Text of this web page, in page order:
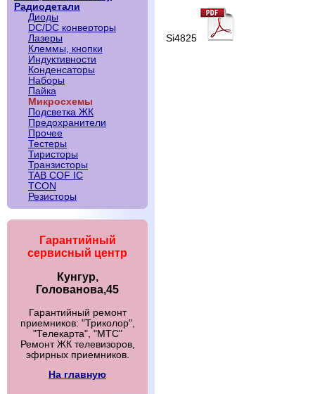
Радиодетали
Диоды
DC/DC конверторы
Лазеры
Клеммы, кнопки
Индуктивности
Конденсаторы
Наборы
Пайка
Микросхемы
Подсветка ЖК
Предохранители
Прочее
Тестеры
Тиристоры
Транзисторы
TAB COF IC
TCON
Резисторы
Гарантийный
сервисный центр
Кунгур,
Голованова,45
Гарантийный ремонт
приемников: "Триколор",
"Телекарта", "МТС"
Ремонт ЖК телевизоров,
эфирных приемников.
На главную
Si4825